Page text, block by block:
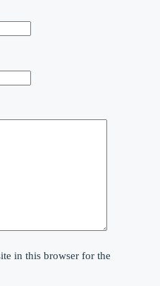
in this browser for the